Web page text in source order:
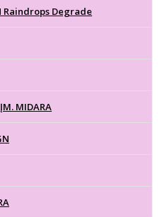
Raindrops Degrade
MIDARA